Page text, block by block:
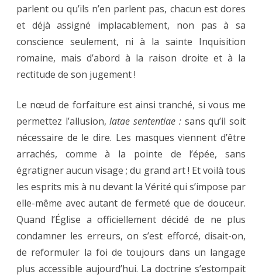
parlent ou qu’ils n’en parlent pas, chacun est dores
et déjà assigné implacablement, non pas à sa
conscience seulement, ni à la sainte Inquisition
romaine, mais d’abord à la raison droite et à la
rectitude de son jugement !
Le nœud de forfaiture est ainsi tranché, si vous me
permettez l’allusion,latae sententiae :sans qu’il soit
nécessaire de le dire. Les masques viennent d’être
arrachés, comme à la pointe de l’épée, sans
égratigner aucun visage ; du grand art ! Et voilà tous
les esprits mis à nu devant la Vérité qui s’impose par
elle-même avec autant de fermeté que de douceur.
Quand l’Église a officiellement décidé de ne plus
condamner les erreurs, on s’est efforcé, disait-on,
de reformuler la foi de toujours dans un langage
plus accessible aujourd’hui. La doctrine s’estompait